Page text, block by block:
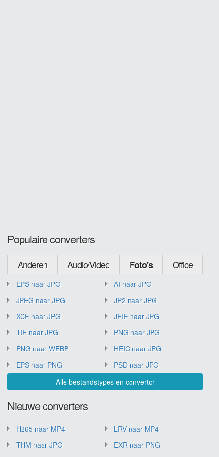
Populaire converters
Anderen Audio/Video Foto's Office
EPS naar JPG
AI naar JPG
JPEG naar JPG
JP2 naar JPG
XCF naar JPG
JFIF naar JPG
TIF naar JPG
PNG naar JPG
PNG naar WEBP
HEIC naar JPG
EPS naar PNG
PSD naar JPG
Alle bestandstypes en convertor
Nieuwe converters
H265 naar MP4
LRV naar MP4
THM naar JPG
EXR naar PNG